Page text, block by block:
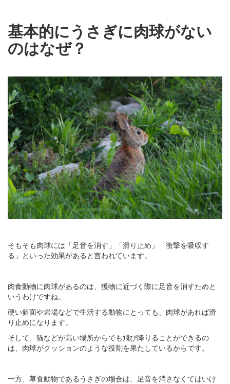
基本的にうさぎに肉球がない
のはなぜ？
そもそも肉球には「足音を消す」「滑り止め」「衝撃を吸収す
る」といった効果があると言われています。
肉食動物に肉球があるのは、獲物に近づく際に足音を消すためと
いうわけですね。
硬い斜面や岩場などで生活する動物にとっても、肉球があれば滑
り止めになります。
そして、猫などが高い場所からでも飛び降りることができるの
は、肉球がクッションのような役割を果たしているからです。
一方、草食動物であるうさぎの場合は、足音を消さなくてはいけ